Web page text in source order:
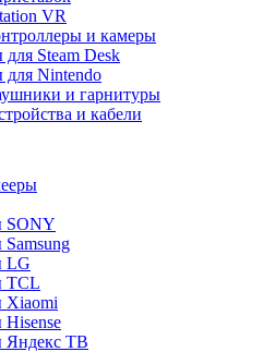
VR
и камеры
для Steam Desk
для Nintendo
и гарнитуры
и кабели
SONY
Samsung
LG
TCL
Xiaomi
Hisense
Яндекс ТВ